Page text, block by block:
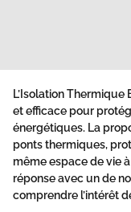
L’Isolation
et efficace pour
énergétiques. La
ponts thermiques,
même espace de vie
réponse avec un de
comprendre l’intérêt